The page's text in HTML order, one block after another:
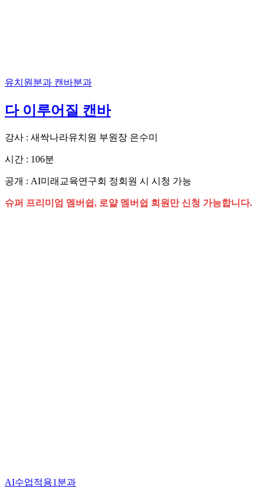
유치원분과 캔바분과
다 이루어질 캔바
강사 : 새싹나라유치원 부원장 은수미
시간 : 106분
공개 : AI미래교육연구회 정회원 시 시청 가능
슈퍼 프리미엄 멤버쉽, 로얄 멤버쉽 회원만 신청 가능합니다.
AI수업적용1분과